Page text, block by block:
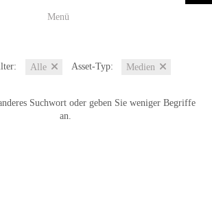
Menü
Alle Asset-Typ: Medien
Suchwort oder geben Sie weniger Begriffe
an.